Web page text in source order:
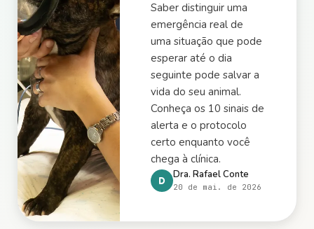
Saber distinguir uma
emergência real de
uma situação que pode
esperar até o dia
seguinte pode salvar a
vida do seu animal.
Conheça os 10 sinais de
alerta e o protocolo
certo enquanto você
chega à clínica.
D Dra. Rafael Conte
20 de mai. de 2026